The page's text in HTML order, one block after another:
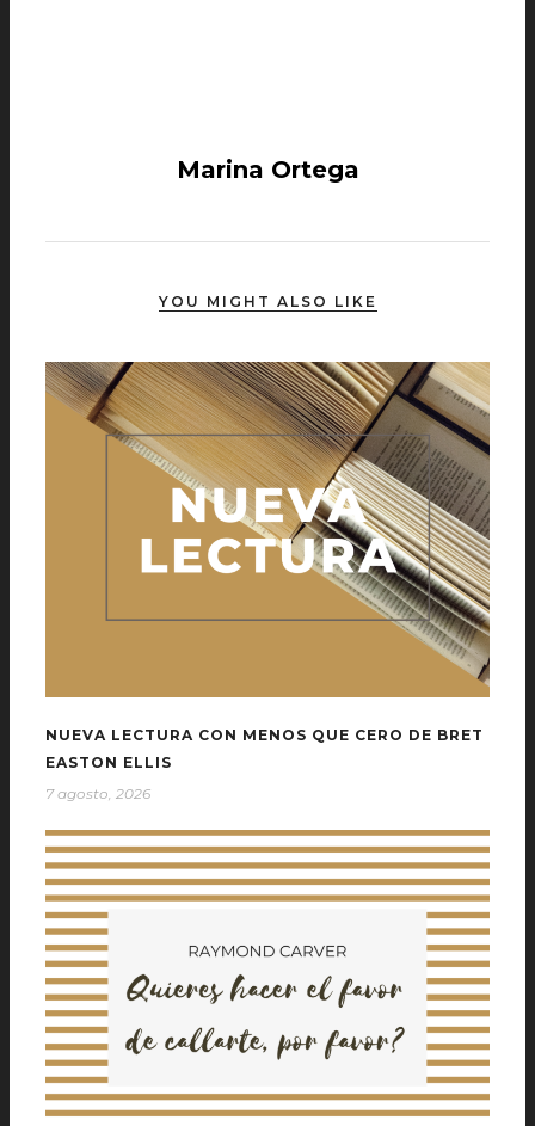
Marina Ortega
YOU MIGHT ALSO LIKE
NUEVA LECTURA CON MENOS QUE CERO DE BRET
EASTON ELLIS
7 agosto, 2026